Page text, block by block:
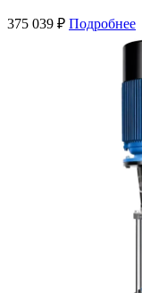
375 039 ₽ Подробнее